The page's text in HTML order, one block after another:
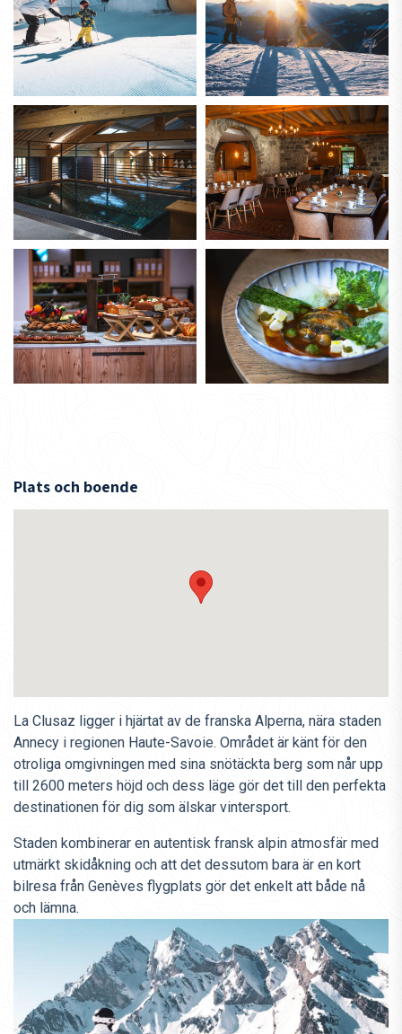
Plats och boende
La Clusaz ligger i hjärtat av de franska Alperna, nära staden
Annecy i regionen Haute-Savoie. Området är känt för den
otroliga omgivningen med sina snötäckta berg som når upp
till 2600 meters höjd och dess läge gör det till den perfekta
destinationen för dig som älskar vintersport.
Staden kombinerar en autentisk fransk alpin atmosfär med
utmärkt skidåkning och att det dessutom bara är en kort
bilresa från Genèves flygplats gör det enkelt att både nå
och lämna.